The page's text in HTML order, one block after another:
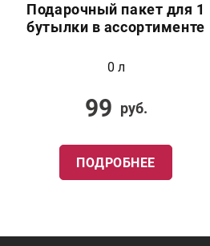
Подарочный пакет для 1
бутылки в ассортименте
0 л
99 руб.
ПОДРОБНЕЕ